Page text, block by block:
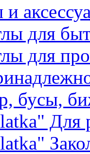
и
для
для
бусы,
Для